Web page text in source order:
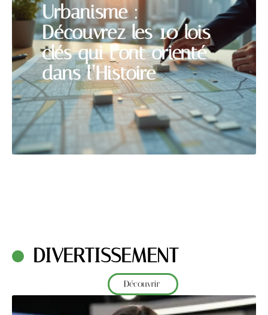
Urbanisme :
Découvrez les 10 lois
clés qui l’ont orienté
dans l’Histoire
DIVERTISSEMENT
Découvrir